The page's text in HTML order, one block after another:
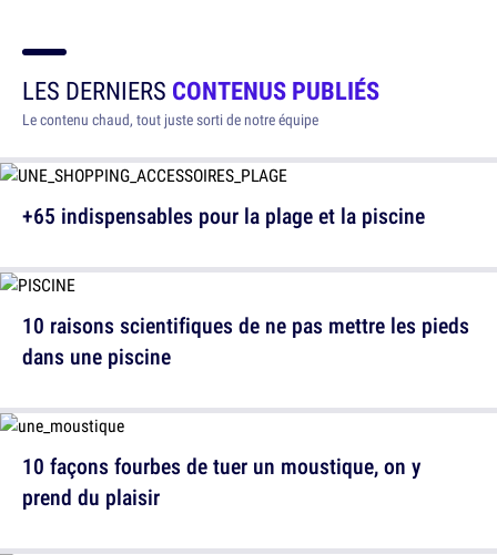
LES DERNIERS CONTENUS PUBLIÉS
Le contenu chaud, tout juste sorti de notre équipe
+65 indispensables pour la plage et la piscine
10 façons fourbes de tuer un moustique, on y
prend du plaisir
10 raisons scientifiques de ne pas mettre les pieds
dans une piscine